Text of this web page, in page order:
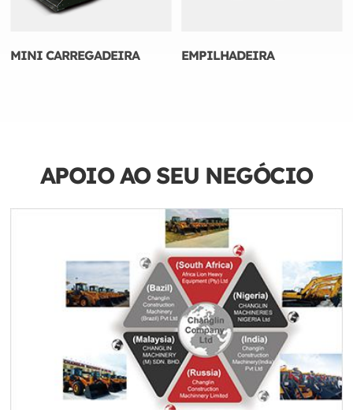
MINI CARREGADEIRA EMPILHADEIRA
APOIO AO SEU NEGÓCIO